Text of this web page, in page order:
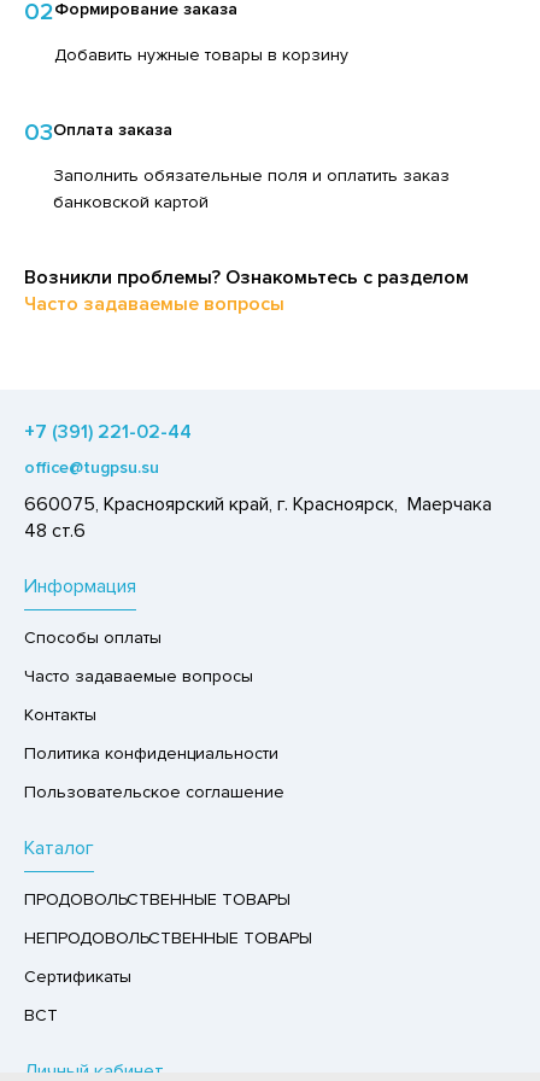
БЫСТРОГО ПРИГОТОВЛЕНИЯ
СОДА
ОРЕХИ, ГРИБЫ
ШОКОЛАДНЫЕ БАТОНЧИКИ,
ПАСТА
ДЛЯ УХОДА ЗА КОЖЕЙ РУК
ДЛЯ УХОДА ЗА ПОЛОСТЬЮ РТА
ЛИЧНОЙ ГИГИЕНЫ
МОЮЩИЕ,ЧИСТЯЩИЕ
ПРИНАДЛЕЖНОСТИ
02Формирование заказа
Добавить нужные товары в корзину
03Оплата заказа
Заполнить обязательные поля и оплатить заказ
банковской картой
Возникли проблемы? Ознакомьтесь с разделом
Часто задаваемые вопросы
Информация
Способы оплаты
Часто задаваемые вопросы
Контакты
Политика конфиденциальности
Пользовательское соглашение
Каталог
ПРОДОВОЛЬСТВЕННЫЕ ТОВАРЫ
НЕПРОДОВОЛЬСТВЕННЫЕ ТОВАРЫ
Сертификаты
ВСТ
Личный кабинет
+7 (391) 221-02-44
office@tugpsu.su
660075, Красноярский край, г. Красноярск, Маерчака
48 ст.6